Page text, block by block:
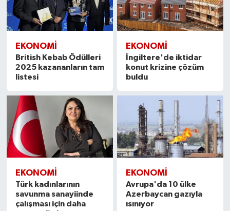
EKONOMİ
British Kebab Ödülleri
2025 kazananların tam
listesi
EKONOMİ
İngiltere'de iktidar
konut krizine çözüm
buldu
EKONOMİ
Türk kadınlarının
savunma sanayiinde
çalışması için daha
EKONOMİ
Avrupa'da 10 ülke
Azerbaycan gazıyla
ısınıyor